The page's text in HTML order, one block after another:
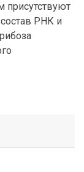
присутствуют
РНК и